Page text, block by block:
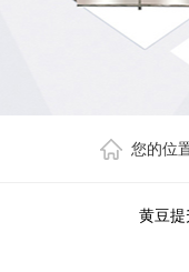
您的位
黄豆